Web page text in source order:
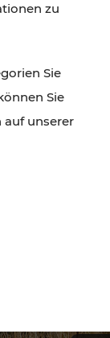
zu
Sie
Sie
auf unserer